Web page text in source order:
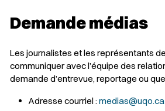
Demande médias
Les journalistes et les représentants
communiquer avec l’équipe des
demande d’entrevue, reportage ou
Adresse courriel :medias@uqo.ca